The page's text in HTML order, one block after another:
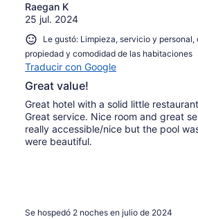
Raegan K
25 jul. 2024
Le gustó: Limpieza, servicio y personal,
propiedad y comodidad de las habitaciones
Traducir con Google
Great value!
Great hotel with a solid little
Great service. Nice room and great
really accessible/nice but the pool
were beautiful.
Se hospedó 2 noches en julio de 2024